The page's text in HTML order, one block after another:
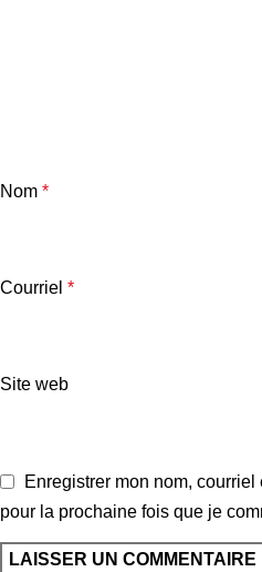
Nom *
Courriel *
Site web
Enregistrer mon nom,
pour la prochaine fois que je